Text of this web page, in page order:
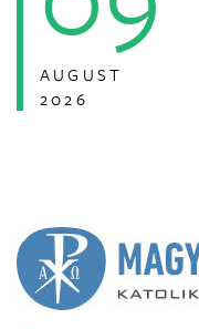
AUGUST
2026